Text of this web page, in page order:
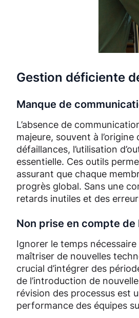
Gestion déficiente
Manque de
L’absence de
majeure, souvent à
défaillances, l’utilisation
essentielle. Ces outils
assurant que chaque
progrès global. Sans une
retards inutiles et des
Non prise en compte
Ignorer le temps nécessaire
maîtriser de nouvelles
crucial d’intégrer des
de l’introduction de
révision des processus est
performance des équipes